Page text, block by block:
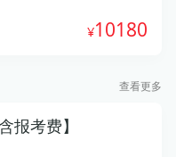
10180
查看更多
报考费】